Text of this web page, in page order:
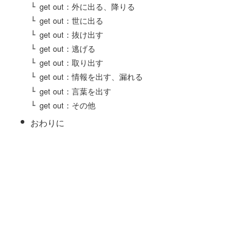
get out：外に出る、降りる
get out：世に出る
get out：抜け出す
get out：逃げる
get out：取り出す
get out：情報を出す、漏れる
get out：言葉を出す
get out：その他
おわりに